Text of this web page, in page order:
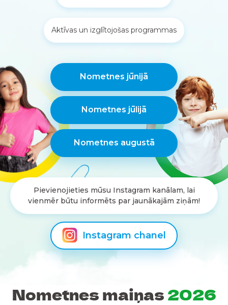
Aktīvas un izglītojošas programmas
Nometnes jūnijā
Nometnes jūlijā
Nometnes augustā
Pievienojieties mūsu Instagram kanālam, lai
vienmēr būtu informēts par jaunākajām ziņām!
Instagram chanel
Nometnes maiņas 2026